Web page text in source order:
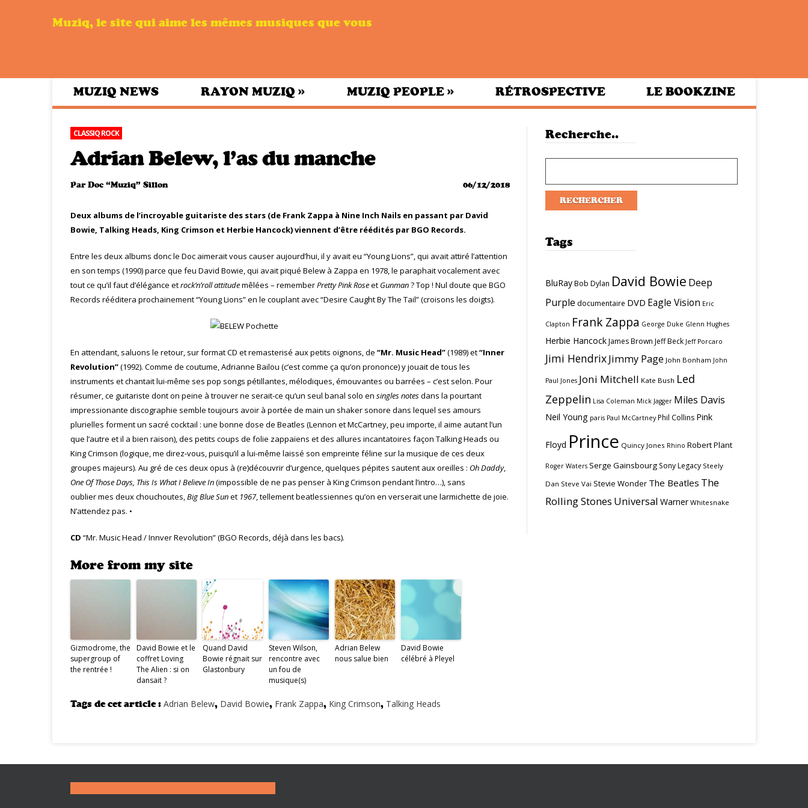
Muziq, le site qui aime les mêmes musiques que vous
MUZIQ NEWS RAYON MUZIQ » MUZIQ PEOPLE » RÉTROSPECTIVE LE BOOKZINE
CLASSIQ ROCK
Adrian Belew, l’as du manche
ParDoc “Muziq” Sillon 06/12/2018
Deux albums de l’incroyable guitariste des stars (de Frank Zappa à Nine Inch Nails en passant par David
Bowie, Talking Heads, King Crimson et Herbie Hancock) viennent d’être réédités par BGO Records.
Entre les deux albums donc le Doc aimerait vous causer aujourd’hui, il y avait eu “Young Lions”, qui avait attiré l’attention
en son temps (1990) parce que feu David Bowie, qui avait piqué Belew à Zappa en 1978, le paraphait vocalement avec
tout ce qu’il faut d’élégance etrock’n’roll attitudemêlées – rememberPretty Pink Roseet Gunman? Top ! Nul doute que BGO
Records rééditera prochainement “Young Lions” en le couplant avec “Desire Caught By The Tail” (croisons les doigts).
En attendant, saluons le retour, sur format CD et remasterisé aux petits oignons, de “Mr. Music Head”(1989) et“Inner
Revolution”(1992). Comme de coutume, Adrianne Bailou (c’est comme ça qu’on prononce) y jouait de tous les
instruments et chantait lui-même ses pop songs pétillantes, mélodiques, émouvantes ou barrées – c’est selon. Pour
résumer, ce guitariste dont on peine à trouver ne serait-ce qu’un seul banal solo en singles notesdans la pourtant
impressionante discographie semble toujours avoir à portée de main un shaker sonore dans lequel ses amours
plurielles forment un sacré cocktail : une bonne dose de Beatles (Lennon et McCartney, peu importe, il aime autant l’un
que l’autre et il a bien raison), des petits coups de folie zappaïens et des allures incantatoires façon Talking Heads ou
King Crimson (logique, me direz-vous, puisqu’il a lui-même laissé son empreinte féline sur la musique de ces deux
groupes majeurs). Au gré de ces deux opus à (re)découvrir d’urgence, quelques pépites sautent aux oreilles : Oh Daddy,
One Of Those Days, This Is What I Believe In(impossible de ne pas penser à King Crimson pendant l’intro…), sans
oublier mes deux chouchoutes,Big Blue Sunet 1967, tellement beatlessiennes qu’on en verserait une larmichette de joie.
N’attendez pas. •
CD “Mr. Music Head / Innver Revolution” (BGO Records, déjà dans les bacs).
More from my site
Gizmodrome, the
supergroup of
the rentrée !
David Bowie et le
coffret Loving
The Alien : si on
dansait ?
Quand David
Bowie régnait sur
Glastonbury
Steven Wilson,
rencontre avec
un fou de
musique(s)
Adrian Belew
nous salue bien
David Bowie
célébré à Pleyel
Tags de cet article : Adrian Belew, David Bowie, Frank Zappa, King Crimson, Talking Heads
Recherche..
Tags
BluRay Bob Dylan David Bowie Deep
Purple documentaire DVD Eagle Vision Eric
Clapton Frank Zappa George Duke Glenn Hughes
Herbie Hancock James Brown Jeff Beck Jeff Porcaro
Jimi HendrixJimmy Page John Bonham John
Paul Jones Joni Mitchell Kate Bush Led
Zeppelin Lisa Coleman Mick Jagger Miles Davis
Neil Young paris Paul McCartney Phil Collins Pink
Floyd Prince Quincy Jones Rhino Robert Plant
Roger Waters Serge Gainsbourg Sony Legacy Steely
Dan Steve Vai Stevie Wonder The Beatles The
Rolling Stones Universal Warner Whitesnake